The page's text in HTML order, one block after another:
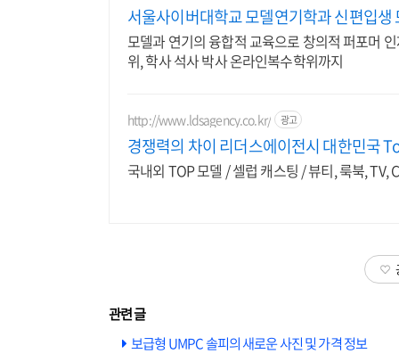
서울사이버대학교 모델연기학과 신편입생
모델과 연기의 융합적 교육으로 창의적 퍼포머
위, 학사 석사 박사 온라인복수학위까지
http://www.ldsagency.co.kr/ 광고
경쟁력의 차이 리더스에이전시 대한민국
국내외 TOP 모델 / 셀럽 캐스팅 / 뷰티, 룩북, TV,
보급형 UMPC 솔피의 새로운 사진 및 가격 정보